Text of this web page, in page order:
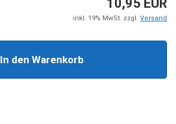
10,95 EUR
inkl. 19% MwSt. zzgl. Versand
In den Warenkorb